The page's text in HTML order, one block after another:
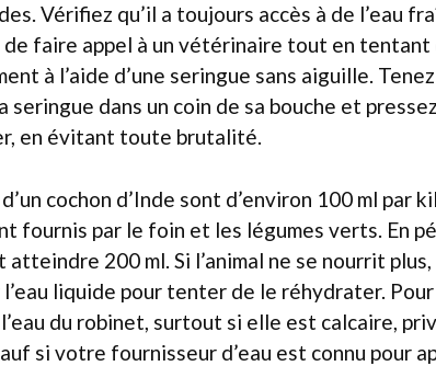
Vérifiez qu’il a toujours accès à de l’eau
faire appel à un vétérinaire tout en tentant
à l’aide d’une seringue sans aiguille. Tenez
dans un coin de sa bouche et
en évitant toute brutalité.
cochon d’Inde sont d’environ 100 ml par
fournis par le foin et les légumes verts. En
200 ml. Si l’animal ne se nourrit
liquide pour tenter de le réhydrater.
du robinet, surtout si elle est calcaire,
si votre fournisseur d’eau est connu pour